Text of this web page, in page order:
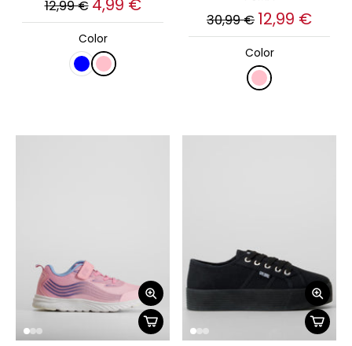
12,99 € 4,99 €
Color
30,99 € 12,99 €
Color